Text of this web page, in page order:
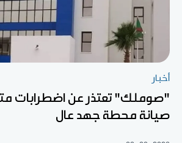
أخبار
"صوملك" تعتذر عن اضطرابات
صيانة محطة جهد عال